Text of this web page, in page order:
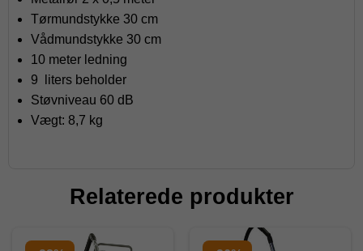
Tørmundstykke 30 cm
Vådmundstykke 30 cm
10 meter ledning
9 liters beholder
Støvniveau 60 dB
Vægt: 8,7 kg
Relaterede produkter